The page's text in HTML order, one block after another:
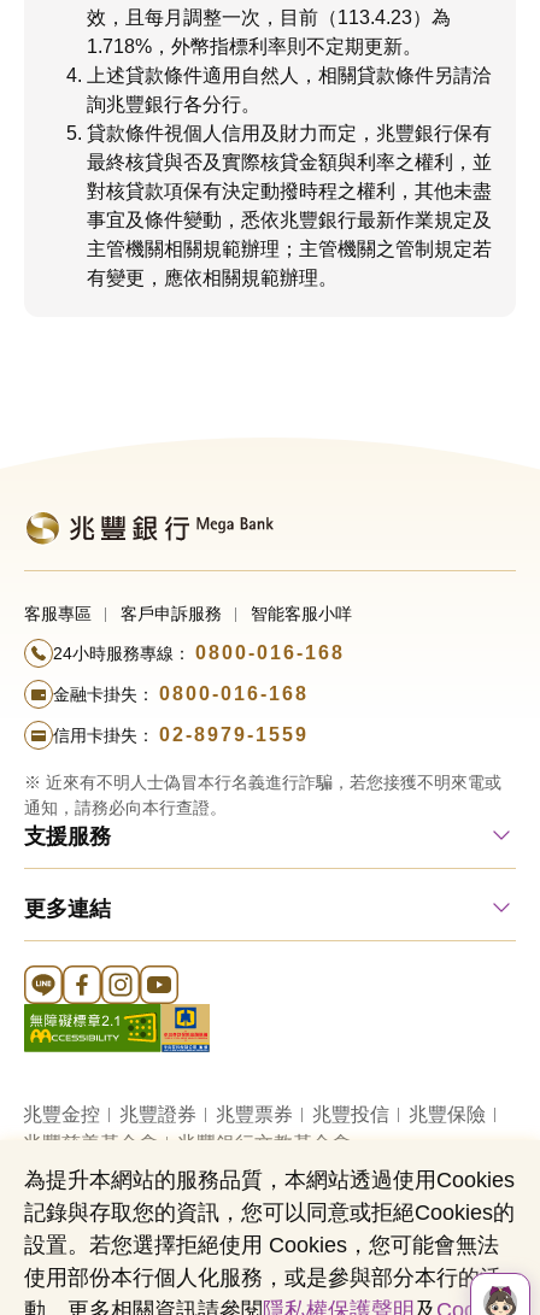
效，且每月調整一次，目前（113.4.23）為
1.718%，外幣指標利率則不定期更新。
上述貸款條件適用自然人，相關貸款條件另請洽
詢兆豐銀行各分行。
貸款條件視個人信用及財力而定，兆豐銀行保有
最終核貸與否及實際核貸金額與利率之權利，並
對核貸款項保有決定動撥時程之權利，其他未盡
事宜及條件變動，悉依兆豐銀行最新作業規定及
主管機關相關規範辦理；主管機關之管制規定若
有變更，應依相關規範辦理。
客服專區 客戶申訴服務 智能客服小咩
24小時服務專線： 0800-016-168
金融卡掛失： 0800-016-168
信用卡掛失： 02-8979-1559
※ 近來有不明人士偽冒本行名義進行詐騙，若您接獲不明來電或
通知，請務必向本行查證。
支援服務
更多連結
Line 官方帳號
FB 官方帳號
Instagram 官方帳號
YouTube 官方帳號
兆豐金控 兆豐證券 兆豐票券 兆豐投信
兆豐保險
兆豐慈善基金會
兆豐銀行文教基金會
網站導覽 法定公開揭露事項
機構投資人盡職治理
隱私權聲明
共同行銷專區 國內外幣清算
營業人：兆豐國際商業銀行股份有限公司
為提升本網站的服務品質，本網站透過使用Cookies
記錄與存取您的資訊，您可以同意或拒絕Cookies的
設置。若您選擇拒絕使用 Cookies，您可能會無法
使用部份本行個人化服務，或是參與部分本行的活
動。更多相關資訊請參閱 隱私權保護聲明 及 Cookies